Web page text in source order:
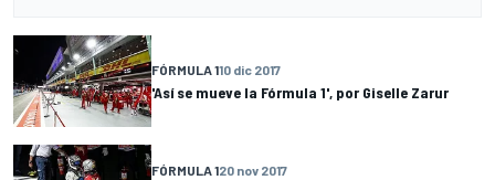
FÓRMULA 110 dic 2017
'Así se mueve la Fórmula 1', por Giselle Zarur
FÓRMULA 120 nov 2017